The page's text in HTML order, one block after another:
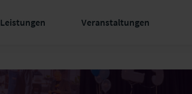
Leistungen Veranstaltungen